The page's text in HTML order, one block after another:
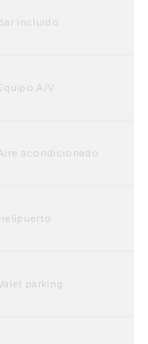
incluido
A/V
acondicionado
parking